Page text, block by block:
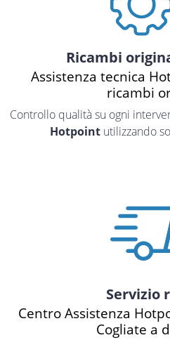
Ricambi
Assistenza tecnica
ricambi
Controllo qualità su ogni
Hotpointutilizzando
Servizio
Centro Assistenza
Cogliate a